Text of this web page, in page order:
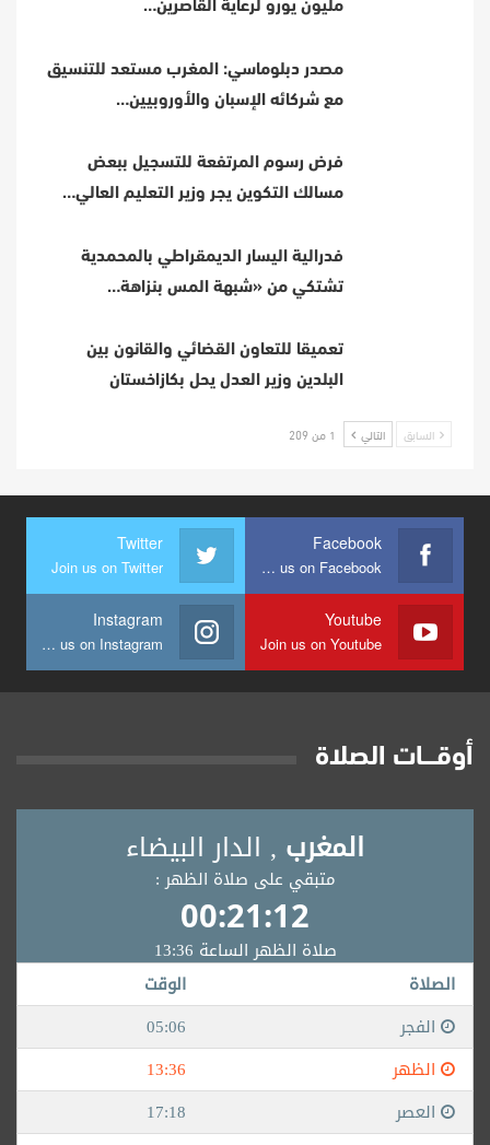
مليون يورو لرعاية القاصرين…
مصدر دبلوماسي: المغرب مستعد للتنسيق
مع شركائه الإسبان والأوروبيين…
فرض رسوم المرتفعة للتسجيل ببعض
مسالك التكوين يجر وزير التعليم العالي…
فدرالية اليسار الديمقراطي بالمحمدية
تشتكي من «شبهة المس بنزاهة…
تعميقا للتعاون القضائي والقانون بين
البلدين وزير العدل يحل بكازاخستان
السابق التالي 1 من 209
Facebook
Join us on Facebook
Twitter
Join us on Twitter
Youtube
Join us on Youtube
Instagram
Join us on Instagram
أوقــــات الصلاة